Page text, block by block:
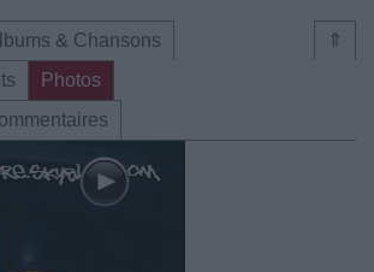
⇑
& Chansons
Photos